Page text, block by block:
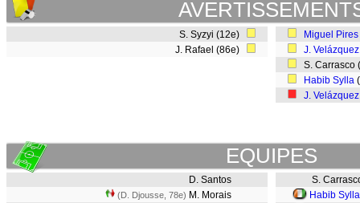
S. Syzyi (12e)
J. Rafael (86e)
Miguel Pires
J. Velázquez
S.
Habib Sylla
J. Velázquez
EQUIPES
D. Santos
(D. Djousse, 78e) M. Morais
S.
Habib Sylla